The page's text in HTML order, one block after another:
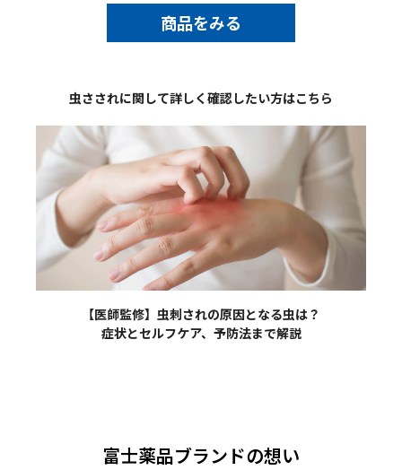
商品をみる
虫さされに関して詳しく確認したい方はこちら
【医師監修】虫刺されの原因となる虫は？
症状とセルフケア、予防法まで解説
富士薬品ブランドの想い